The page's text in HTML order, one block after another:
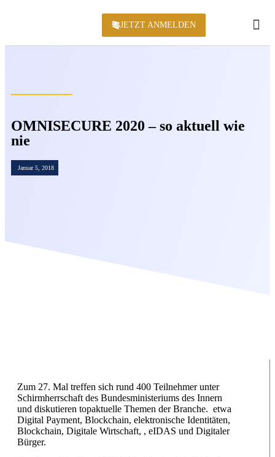
JETZT ANMELDEN
OMNISECURE 2020 – so aktuell wie
nie
Januar 5, 2018
Zum 27. Mal treffen sich rund 400 Teilnehmer unter
Schirmherrschaft des Bundesministeriums des Innern
und diskutieren topaktuelle Themen der Branche. etwa
Digital Payment, Blockchain, elektronische Identitäten,
Blockchain, Digitale Wirtschaft, , eIDAS und Digitaler
Bürger.